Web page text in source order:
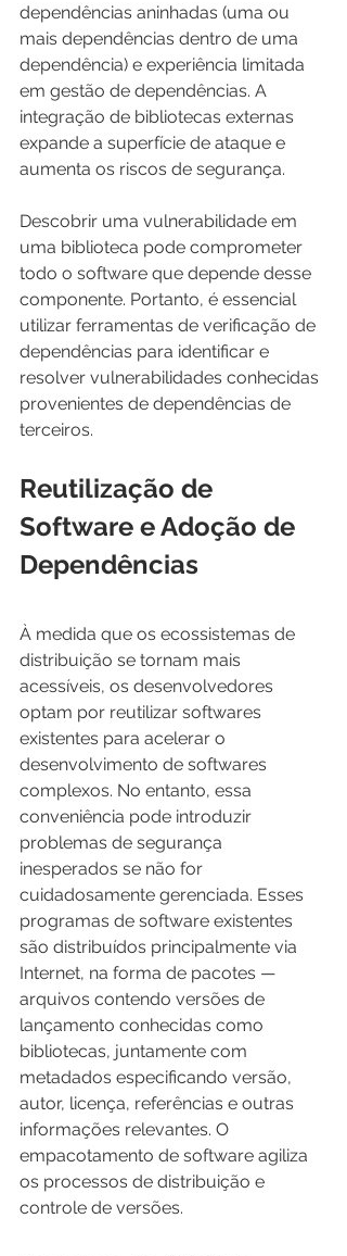
dependências aninhadas (uma ou
mais dependências dentro de uma
dependência) e experiência limitada
em gestão de dependências. A
integração de bibliotecas externas
expande a superfície de ataque e
aumenta os riscos de segurança.
Descobrir uma vulnerabilidade em
uma biblioteca pode comprometer
todo o software que depende desse
componente. Portanto, é essencial
utilizar ferramentas de verificação de
dependências para identificar e
resolver vulnerabilidades conhecidas
provenientes de dependências de
terceiros.
Reutilização de
Software e Adoção de
Dependências
À medida que os ecossistemas de
distribuição se tornam mais
acessíveis, os desenvolvedores
optam por reutilizar softwares
existentes para acelerar o
desenvolvimento de softwares
complexos. No entanto, essa
conveniência pode introduzir
problemas de segurança
inesperados se não for
cuidadosamente gerenciada. Esses
programas de software existentes
são distribuídos principalmente via
Internet, na forma de pacotes —
arquivos contendo versões de
lançamento conhecidas como
bibliotecas, juntamente com
metadados especificando versão,
autor, licença, referências e outras
informações relevantes. O
empacotamento de software agiliza
os processos de distribuição e
controle de versões.